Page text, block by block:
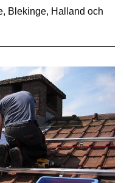
Blekinge, Halland och